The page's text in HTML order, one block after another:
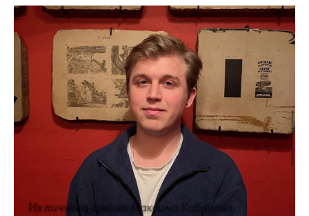
Из личного архива Максима Кабанова